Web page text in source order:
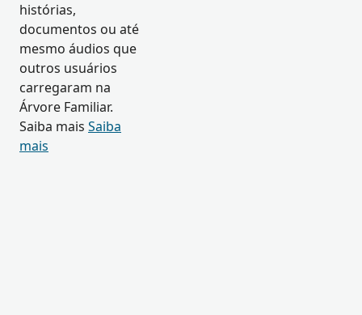
histórias,
documentos ou até
mesmo áudios que
outros usuários
carregaram na
Árvore Familiar.
Saiba mais Saiba
mais